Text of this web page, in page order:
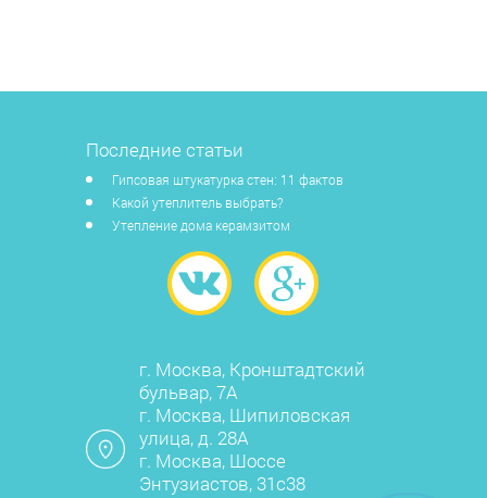
Последние статьи
Гипсовая штукатурка стен: 11 фактов
Какой утеплитель выбрать?
Утепление дома керамзитом
г. Москва, Кронштадтский
бульвар, 7А
г. Москва, Шипиловская
улица, д. 28А
г. Москва, Шоссе
Энтузиастов, 31с38